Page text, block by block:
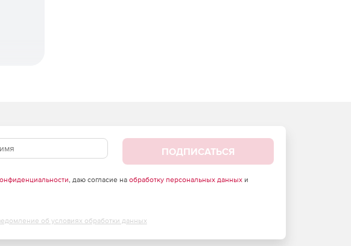
ПОДПИСАТЬСЯ
, даю согласие на обработку персональных данныхи
об условиях обработки данных